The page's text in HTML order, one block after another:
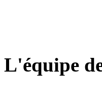
L'équipe